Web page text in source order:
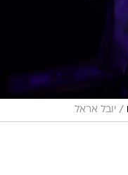
/ יובל אראל